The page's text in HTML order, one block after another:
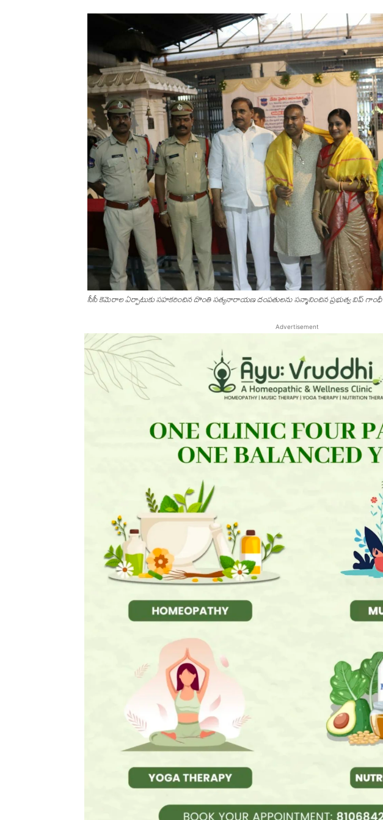
సీసీ కెమెరాల ఏర్పాటుకు సహకరించిన దొంతి సత్యనారాయణ దంపతులను సన్మానించిన ప్రభుత్వ విప్ గాంధీ
Advertisement